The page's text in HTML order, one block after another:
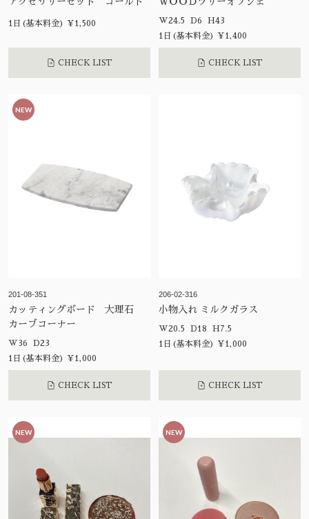
1日(基本料金) ¥1,500
CHECK LIST
W24.5 D6 H43
1日(基本料金) ¥1,400
CHECK LIST
NEW
201-08-351
カッティングボード 大理石
カーブコーナー
W36 D23
1日(基本料金) ¥1,000
CHECK LIST
206-02-316
小物入れ ミルクガラス
W20.5 D18 H7.5
1日(基本料金) ¥1,000
CHECK LIST
NEW NEW